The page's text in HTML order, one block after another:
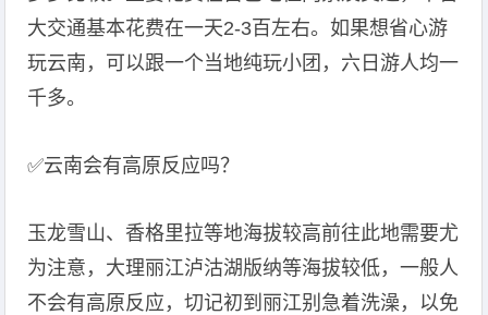
大交通基本花费在一天2-3百左右。如果想省心游
玩云南，可以跟一个当地纯玩小团，六日游人均一
千多。
✅️云南会有高原反应吗？
玉龙雪山、香格里拉等地海拔较高前往此地需要尤
为注意，大理丽江泸沽湖版纳等海拔较低，一般人
不会有高原反应，切记初到丽江别急着洗澡，以免